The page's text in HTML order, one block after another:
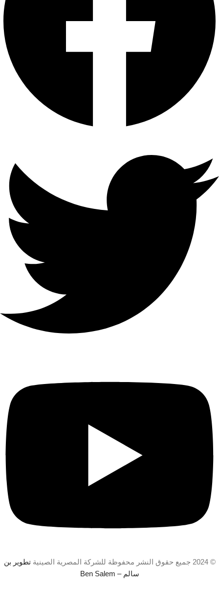
© 2024 جميع حقوق النشر محفوظة للشركة المصرية الصينية
تطوير بن
سالم – Ben Salem